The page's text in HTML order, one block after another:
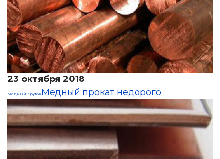
23 октября 2018
Медный прутокМедный прокат недорого